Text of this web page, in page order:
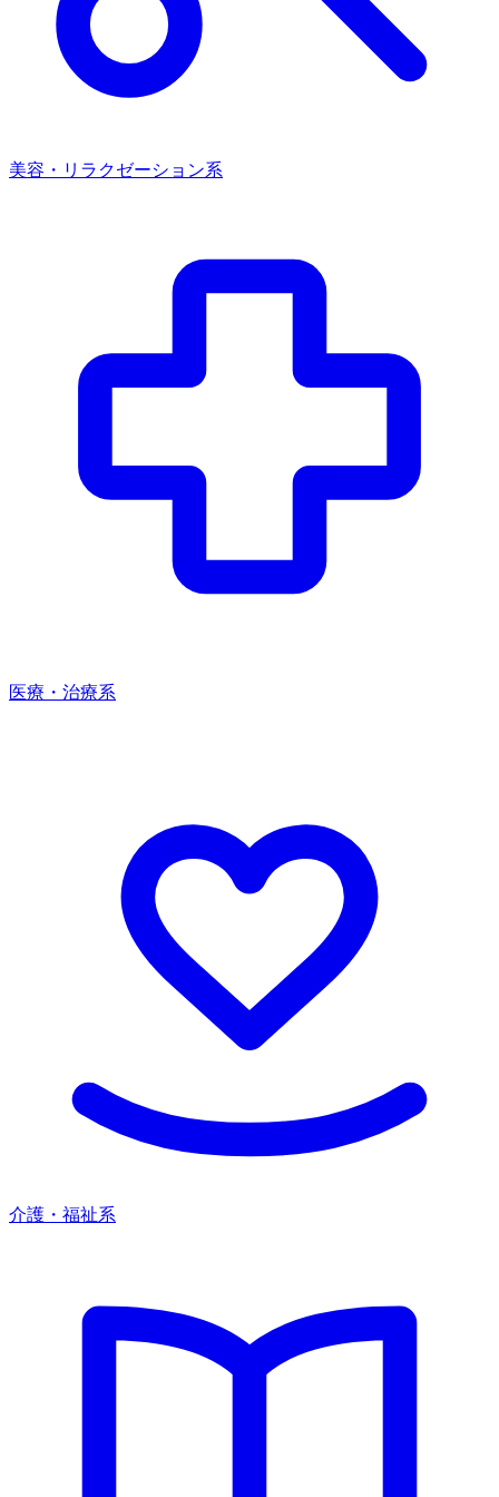
美容・リラクゼーション系
医療・治療系
介護・福祉系